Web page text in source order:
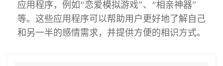
应用程序，例如“恋爱模拟游戏”、“相亲神器”
等。这些应用程序可以帮助用户更好地了解自己
和另一半的感情需求，并提供方便的相识方式。